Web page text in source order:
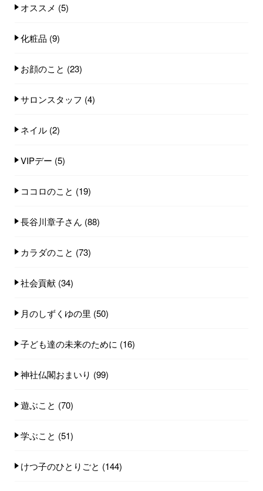
オススメ (5)
化粧品 (9)
お顔のこと (23)
サロンスタッフ (4)
ネイル (2)
VIPデー (5)
ココロのこと (19)
長谷川章子さん (88)
カラダのこと (73)
社会貢献 (34)
月のしずくゆの里 (50)
子ども達の未来のために (16)
神社仏閣おまいり (99)
遊ぶこと (70)
学ぶこと (51)
けつ子のひとりごと (144)